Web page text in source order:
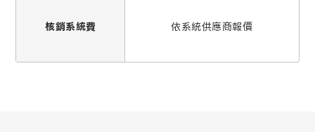
核銷系統費 依系統供應商報價